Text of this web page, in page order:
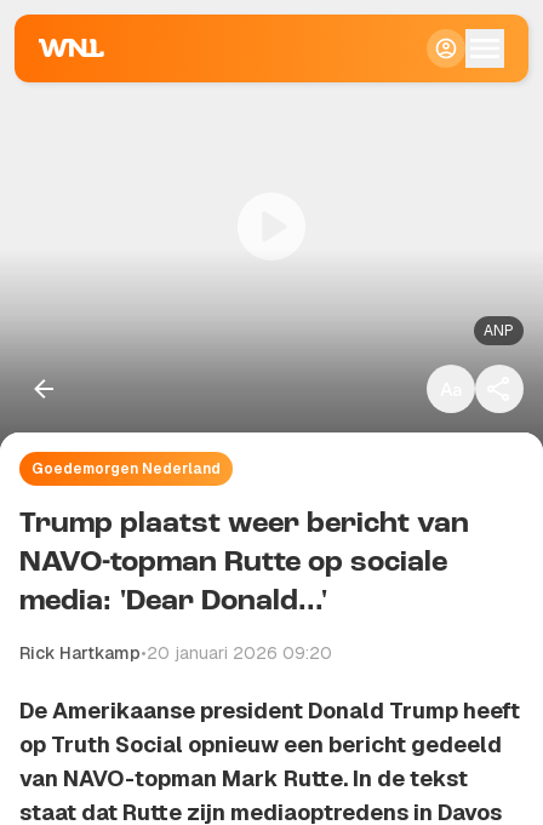
ANP
Goedemorgen Nederland
Trump plaatst weer bericht van
NAVO-topman Rutte op sociale
media: 'Dear Donald...'
Rick Hartkamp•20 januari 2026 09:20
De Amerikaanse president Donald Trump heeft
op Truth Social opnieuw een bericht gedeeld
van NAVO-topman Mark Rutte. In de tekst
staat dat Rutte zijn mediaoptredens in Davos